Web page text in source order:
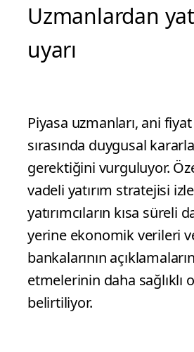
Uzmanlardan
uyarı
Piyasa uzmanları, ani
sırasında duygusal
gerektiğini vurguluyor.
vadeli yatırım stratejisi
yatırımcıların kısa süreli
yerine ekonomik verileri
bankalarının
etmelerinin daha sağlıklı
belirtiliyor.